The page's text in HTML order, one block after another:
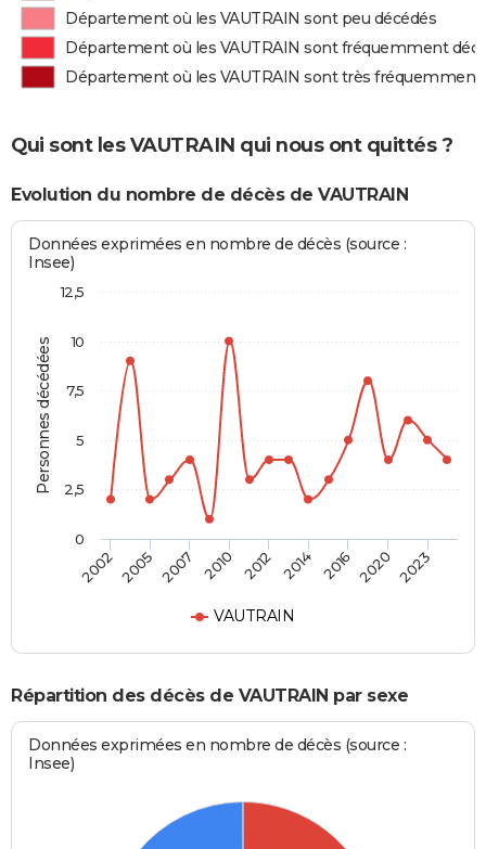
Département où les VAUTRAIN sont peu décédés
Département où les VAUTRAIN sont fréquemment
Département où les VAUTRAIN sont très fréquemment
Qui sont les VAUTRAIN qui nous ont quittés ?
Evolution du nombre de décès de VAUTRAIN
Personnes décédées
Données exprimées en nombre de décès (source :
Insee)
VAUTRAIN
2002 2005 2007 2010 2012 2014 2016 2020 2023
0
2,5
5
7,5
10
12,5
Répartition des décès de VAUTRAIN par sexe
Données exprimées en nombre de décès (source :
Insee)